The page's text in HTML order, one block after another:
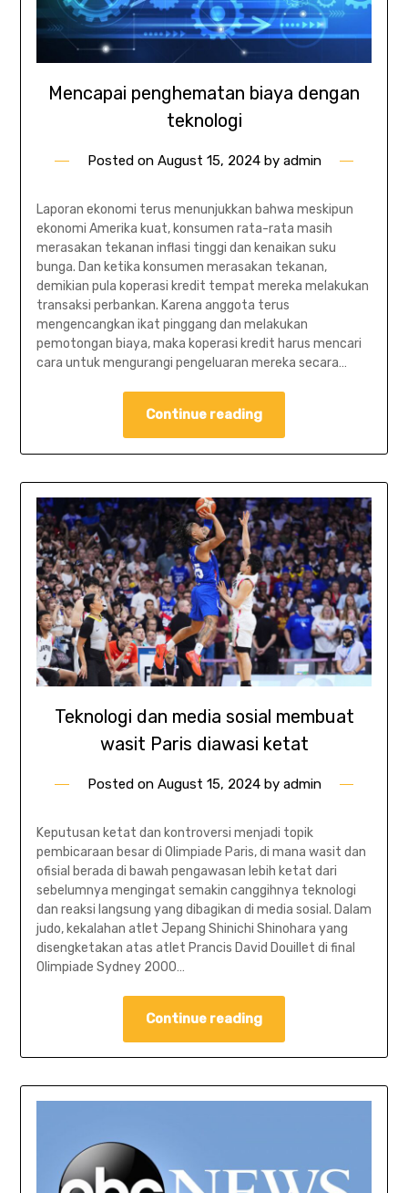
Mencapai penghematan biaya dengan
teknologi
Posted on August 15, 2024by admin
Laporan ekonomi terus menunjukkan bahwa meskipun
ekonomi Amerika kuat, konsumen rata-rata masih
merasakan tekanan inflasi tinggi dan kenaikan suku
bunga. Dan ketika konsumen merasakan tekanan,
demikian pula koperasi kredit tempat mereka melakukan
transaksi perbankan. Karena anggota terus
mengencangkan ikat pinggang dan melakukan
pemotongan biaya, maka koperasi kredit harus mencari
cara untuk mengurangi pengeluaran mereka secara…
Continue reading
Teknologi dan media sosial membuat
wasit Paris diawasi ketat
Posted on August 15, 2024by admin
Keputusan ketat dan kontroversi menjadi topik
pembicaraan besar di Olimpiade Paris, di mana wasit dan
ofisial berada di bawah pengawasan lebih ketat dari
sebelumnya mengingat semakin canggihnya teknologi
dan reaksi langsung yang dibagikan di media sosial. Dalam
judo, kekalahan atlet Jepang Shinichi Shinohara yang
disengketakan atas atlet Prancis David Douillet di final
Olimpiade Sydney 2000…
Continue reading